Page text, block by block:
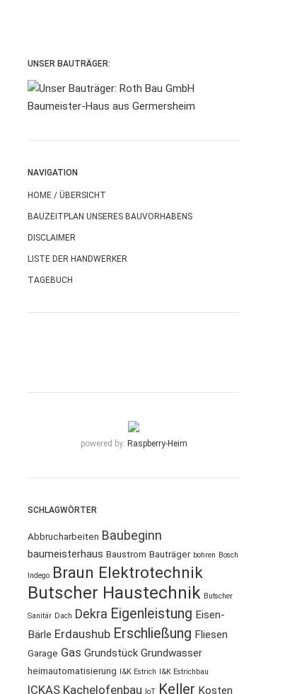
UNSER BAUTRÄGER:
NAVIGATION
HOME / ÜBERSICHT
BAUZEITPLAN UNSERES BAUVORHABENS
DISCLAIMER
LISTE DER HANDWERKER
TAGEBUCH
powered by: Raspberry-Heim
SCHLAGWÖRTER
Abbrucharbeiten Baubeginn
baumeisterhaus Baustrom Bauträger bohren Bosch
Indego Braun Elektrotechnik
Butscher Haustechnik Butscher
Sanitär Dach Dekra Eigenleistung Eisen-
Bärle Erdaushub Erschließung Fliesen
Garage Gas Grundstück Grundwasser
heimautomatisierung I&K Estrich I&K Estrichbau
ICKAS Kachelofenbau IoT Keller Kosten